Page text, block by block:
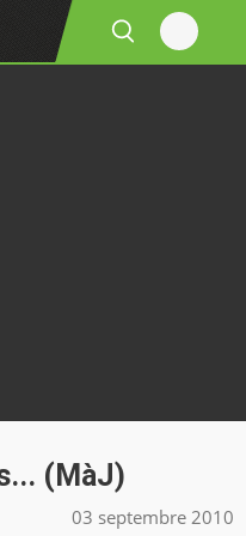
(MàJ)
03 septembre 2010